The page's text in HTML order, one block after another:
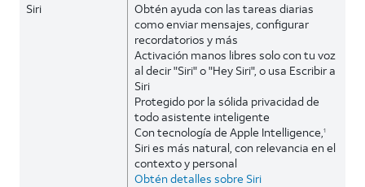
Siri
Obtén ayuda con las tareas diarias
como enviar mensajes, configurar
recordatorios y más
Activación manos libres solo con tu voz
al decir "Siri" o "Hey Siri", o usa Escribir a
Siri
Protegido por la sólida privacidad de
todo asistente inteligente
Con tecnología de Apple Intelligence,1
Siri es más natural, con relevancia en el
contexto y personal
Obtén detalles sobre Siri